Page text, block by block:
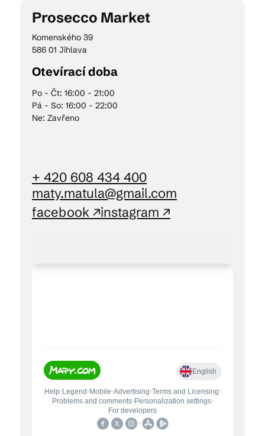
© 2026 Brána Jihlavy
Prosecco Market
Komenského 39
586 01 Jihlava
Otevírací doba
Po - Čt: 16:00 - 21:00
Pá - So: 16:00 - 22:00
Ne: Zavřeno
+ 420 608 434 400
maty.matula@gmail.com
facebook ↗instagram ↗